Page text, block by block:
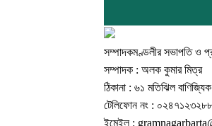
সম্পাদকমণ্ডলীর সভাপতি ও
সম্পাদক : অলক কুমার মিত্র
ঠিকানা : ৬১ মতিঝিল
টেলিফোন নং :
ইমেইল :